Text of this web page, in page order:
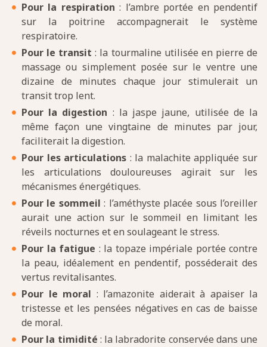
Pour la respiration : l’ambre portée en pendentif
sur la poitrine accompagnerait le système
respiratoire.
Pour le transit : la tourmaline utilisée en pierre de
massage ou simplement posée sur le ventre une
dizaine de minutes chaque jour stimulerait un
transit trop lent.
Pour la digestion : la jaspe jaune, utilisée de la
même façon une vingtaine de minutes par jour,
faciliterait la digestion.
Pour les articulations : la malachite appliquée sur
les articulations douloureuses agirait sur les
mécanismes énergétiques.
Pour le sommeil : l’améthyste placée sous l’oreiller
aurait une action sur le sommeil en limitant les
réveils nocturnes et en soulageant le stress.
Pour la fatigue : la topaze impériale portée contre
la peau, idéalement en pendentif, posséderait des
vertus revitalisantes.
Pour le moral : l’amazonite aiderait à apaiser la
tristesse et les pensées négatives en cas de baisse
de moral.
Pour la timidité : la labradorite conservée dans une